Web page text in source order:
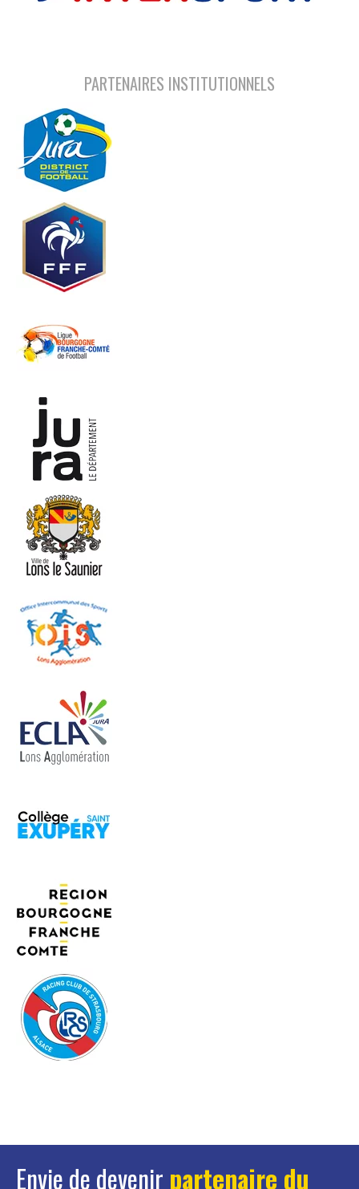
PARTENAIRES INSTITUTIONNELS
Envie de devenir partenaire du